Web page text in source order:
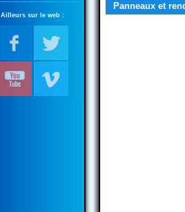
Ailleurs sur le web :
Panneaux et